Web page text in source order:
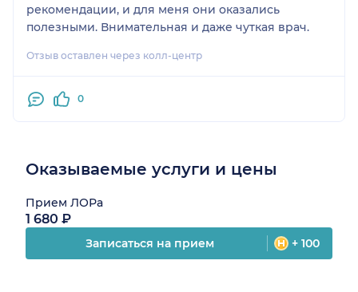
рекомендации, и для меня они оказались
полезными. Внимательная и даже чуткая врач.
Отзыв оставлен через колл-центр
0
Оказываемые услуги и цены
Прием ЛОРа
1 680 ₽
Записаться на прием + 100